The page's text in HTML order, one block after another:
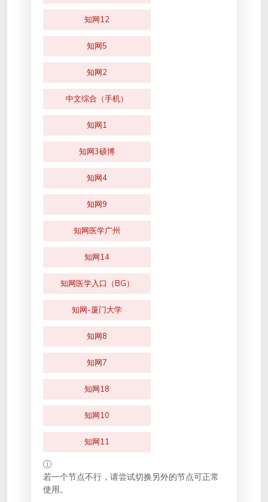
知网12
知网5
知网2
中文综合（手机）
知网1
知网3硕博
知网4
知网9
知网医学广州
知网14
知网医学入口（BG）
知网-厦门大学
知网8
知网7
知网18
知网10
知网11
若一个节点不行，请尝试切换另外的节点可正常
使用。